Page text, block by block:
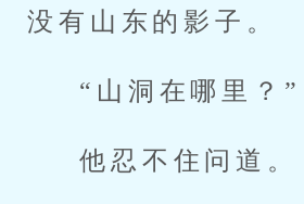
没有山东的影子。
“山洞在哪里？”
他忍不住问道。